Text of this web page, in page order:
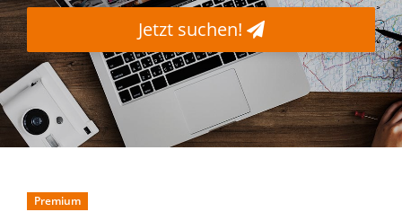
Jetzt suchen!
Premium